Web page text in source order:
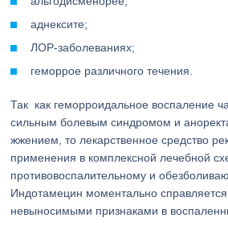
аднексите;
ЛОР-заболеваниях;
геморрое различного течения.
Так как геморроидальное воспаление
сильным болевым синдромом и
жжением, то лекарственное средство
применения в комплексной лечебной
противовоспалительному и
Индотамецин моментально
невыносимыми признаками в